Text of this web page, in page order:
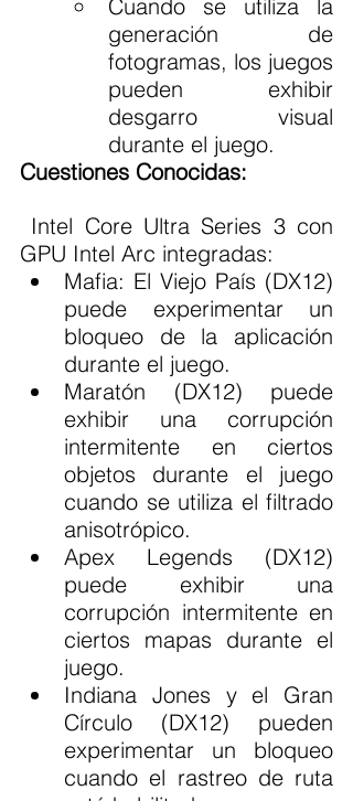
Cuando se utiliza la
generación de
fotogramas, los juegos
pueden exhibir
desgarro visual
durante el juego.
Cuestiones Conocidas:
GPU Intel Arc integradas:
Mafia: El Viejo País (DX12)
puede experimentar un
bloqueo de la aplicación
durante el juego.
Maratón (DX12) puede
exhibir una corrupción
intermitente en ciertos
objetos durante el juego
cuando se utiliza el filtrado
anisotrópico.
Apex Legends (DX12)
puede exhibir una
corrupción intermitente en
ciertos mapas durante el
juego.
Indiana Jones y el Gran
Círculo (DX12) pueden
experimentar un bloqueo
cuando el rastreo de ruta